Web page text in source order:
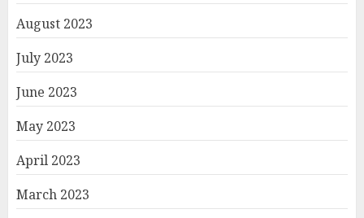
August 2023
July 2023
June 2023
May 2023
April 2023
March 2023